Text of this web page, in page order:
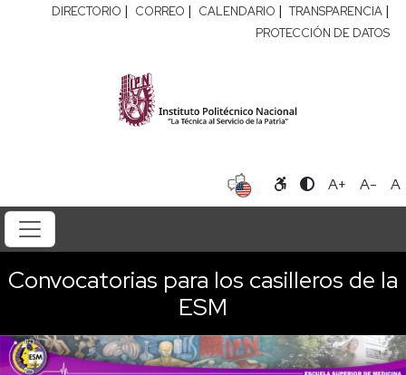
DIRECTORIO | CORREO | CALENDARIO | TRANSPARENCIA |
PROTECCIÓN DE DATOS
A+ A- A
Convocatorias para los casilleros de la
ESM